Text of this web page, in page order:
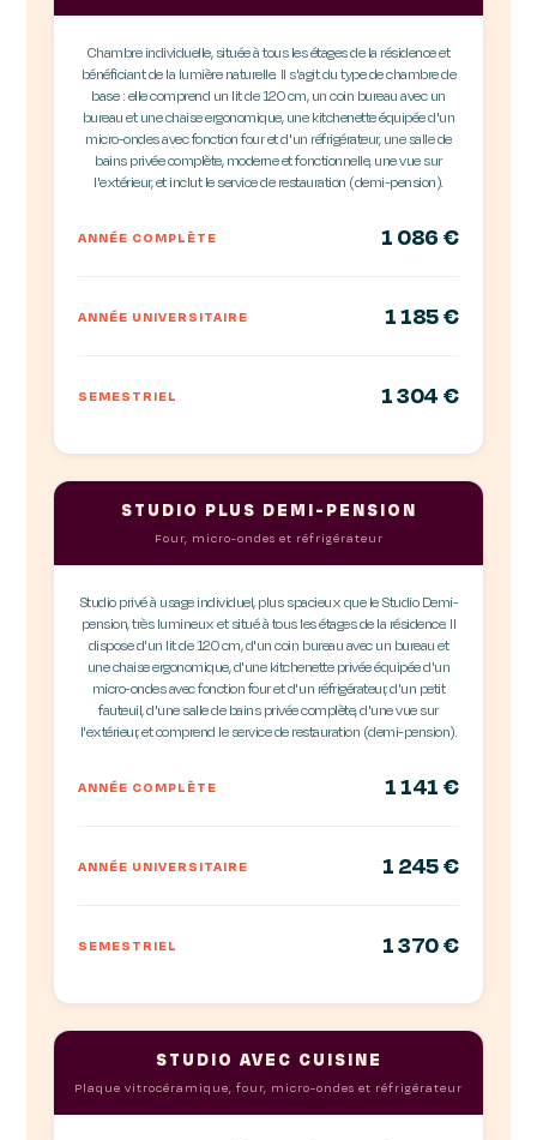
Chambre individuelle, située à tous les étages de la résidence et
bénéficiant de la lumière naturelle. Il s'agit du type de chambre de
base : elle comprend un lit de 120 cm, un coin bureau avec un
bureau et une chaise ergonomique, une kitchenette équipée d'un
micro-ondes avec fonction four et d'un réfrigérateur, une salle de
bains privée complète, moderne et fonctionnelle, une vue sur
l'extérieur, et inclut le service de restauration (demi-pension).
ANNÉE COMPLÈTE 1 086 €
ANNÉE UNIVERSITAIRE 1 185 €
SEMESTRIEL 1 304 €
STUDIO PLUS DEMI-PENSION
Four, micro-ondes et réfrigérateur
Studio privé à usage individuel, plus spacieux que le Studio Demi-
pension, très lumineux et situé à tous les étages de la résidence. Il
dispose d'un lit de 120 cm, d'un coin bureau avec un bureau et
une chaise ergonomique, d'une kitchenette privée équipée d'un
micro-ondes avec fonction four et d'un réfrigérateur, d'un petit
fauteuil, d'une salle de bains privée complète, d'une vue sur
l'extérieur, et comprend le service de restauration (demi-pension).
ANNÉE COMPLÈTE 1 141 €
ANNÉE UNIVERSITAIRE 1 245 €
SEMESTRIEL 1 370 €
STUDIO AVEC CUISINE
Plaque vitrocéramique, four, micro-ondes et réfrigérateur